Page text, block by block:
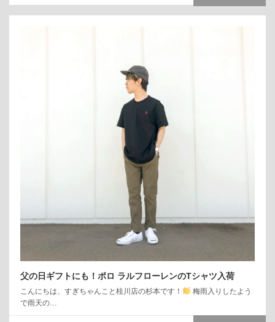
父の日ギフトにも！ポロ ラルフローレンのTシャツ入荷
こんにちは、すぎちゃんこと桂川店の杉本です！
梅雨入りしたよう
で雨天の…